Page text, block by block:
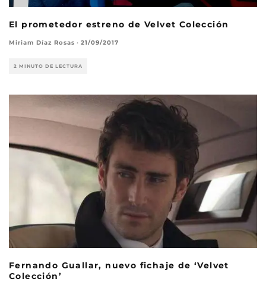
El prometedor estreno de Velvet Colección
Miriam Díaz Rosas · 21/09/2017
2 MINUTO DE LECTURA
Fernando Guallar, nuevo fichaje de ‘Velvet
Colección’